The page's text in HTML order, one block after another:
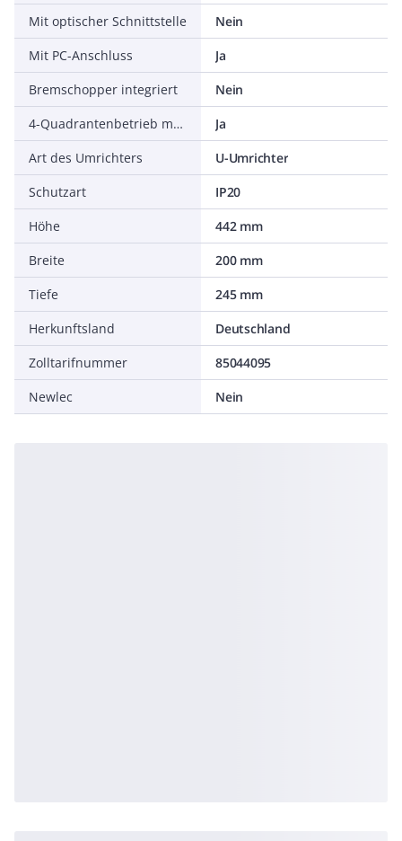
Mit optischer Schnittstelle
Nein
Mit PC-Anschluss
Ja
Bremschopper integriert
Nein
4-Quadrantenbetrieb möglich
Ja
Art des Umrichters
U-Umrichter
Schutzart
IP20
Höhe
442 mm
Breite
200 mm
Tiefe
245 mm
Herkunftsland
Deutschland
Zolltarifnummer
85044095
Newlec
Nein